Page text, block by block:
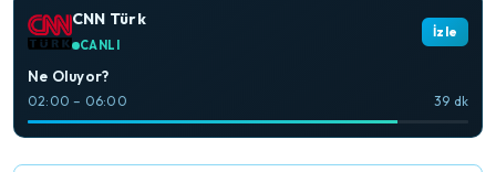
CNN Türk
CANLI
İzle
Ne Oluyor?
02:00 – 06:00 39 dk